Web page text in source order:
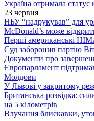
Україна отримала
23 червня
НБУ “надрукував” для
McDonald’s може
Перші американські
Суд заборонив партію
Документи про
Європарламент
Молдови
У Львові у закритому
Британська розвідка:
на 5 кілометрів
Влучання блискавки,